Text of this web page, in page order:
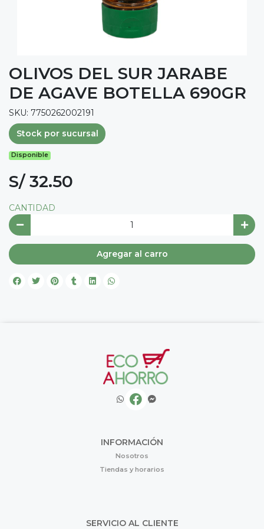
OLIVOS DEL SUR JARABE
DE AGAVE BOTELLA 690GR
SKU: 7750262002191
Stock por sucursal
Disponible
S/ 32.50
CANTIDAD
Agregar al carro
INFORMACIÓN
Nosotros
Tiendas y horarios
SERVICIO AL CLIENTE